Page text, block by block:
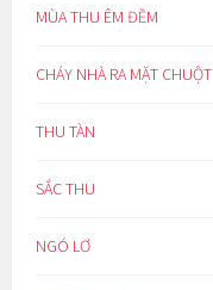
MÙA THU ÊM ĐỀM
CHÁY NHÀ RA MẶT CHUỘT
THU TÀN
SẮC THU
NGÓ LƠ